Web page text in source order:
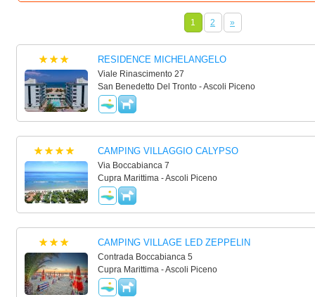
1 2 »
RESIDENCE MICHELANGELO
Viale Rinascimento 27
San Benedetto Del Tronto - Ascoli Piceno
CAMPING VILLAGGIO CALYPSO
Via Boccabianca 7
Cupra Marittima - Ascoli Piceno
CAMPING VILLAGE LED ZEPPELIN
Contrada Boccabianca 5
Cupra Marittima - Ascoli Piceno